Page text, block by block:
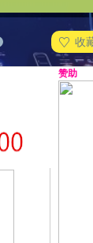
收
赞助